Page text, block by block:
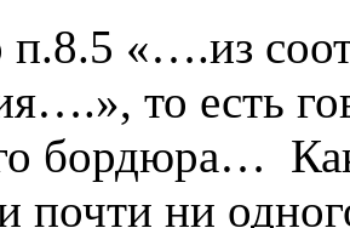
п.8.5 «….из
то есть
бордюра…
почти ни